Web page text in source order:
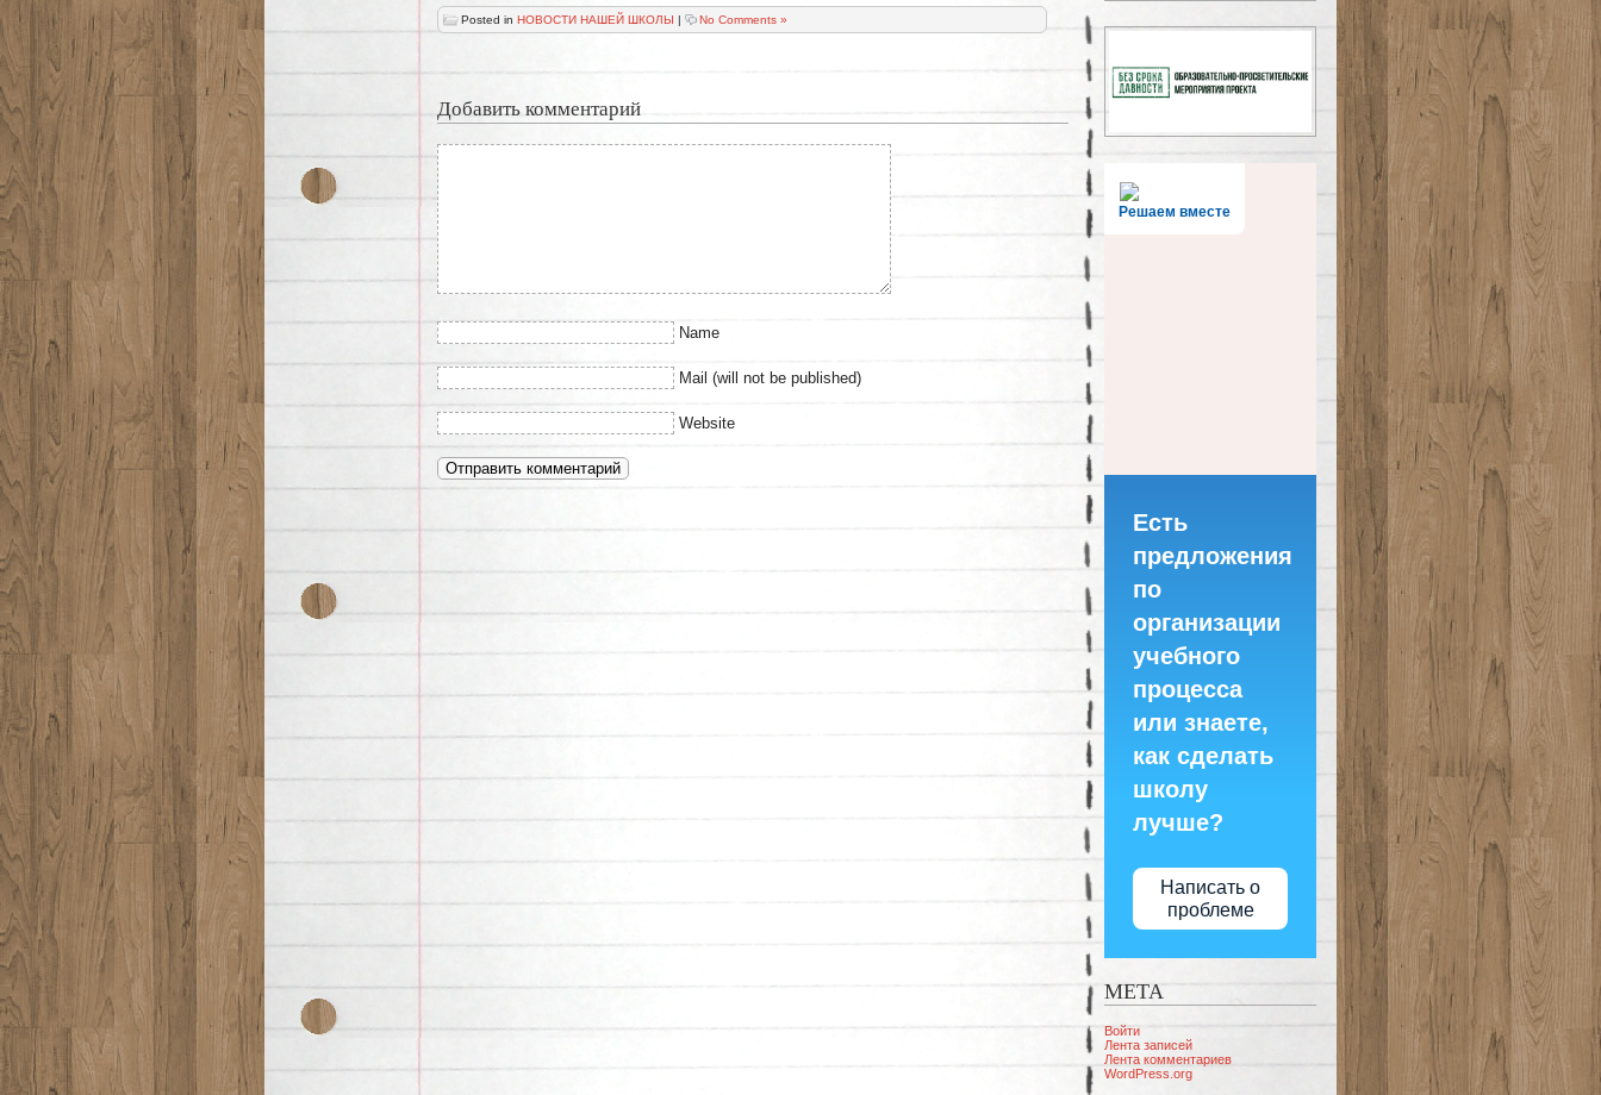
Posted in НОВОСТИ НАШЕЙ ШКОЛЫ | No Comments »
Добавить комментарий
Name
Mail (will not be published)
Website
Решаем вместе
Есть
предложения
по
организации
учебного
процесса
или знаете,
как сделать
школу
лучше?
Написать о
проблеме
МЕТА
Войти
Лента записей
Лента комментариев
WordPress.org